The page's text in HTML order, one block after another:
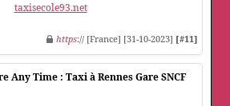
taxisecole93.net
https:// [France] [31-10-2023] [#11]
Any Time : Taxi à Rennes Gare SNCF